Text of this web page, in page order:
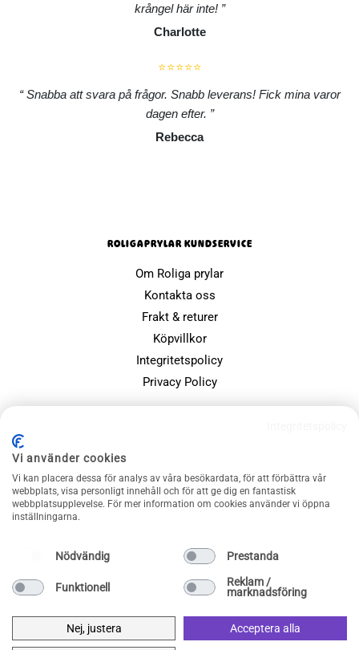
krångel här inte!
Charlotte
⭐⭐⭐⭐⭐
Snabba att svara på frågor. Snabb leverans! Fick mina varor
dagen efter.
Rebecca
ROLIGAPRYLAR KUNDSERVICE
Om Roliga prylar
Kontakta oss
Frakt & returer
Köpvillkor
Integritetspolicy
Privacy Policy
Julklappsspelet
Merchandise
Vi använder cookies
Vi kan placera dessa för analys av våra besökardata, för att förbättra vår
webbplats, visa personligt innehåll och för att ge dig en fantastisk
webbplatsupplevelse. För mer information om cookies använder vi öppna
inställningarna.
Nödvändig Prestanda
Funktionell
Reklam /
marknadsföring
Nej, justera Acceptera alla